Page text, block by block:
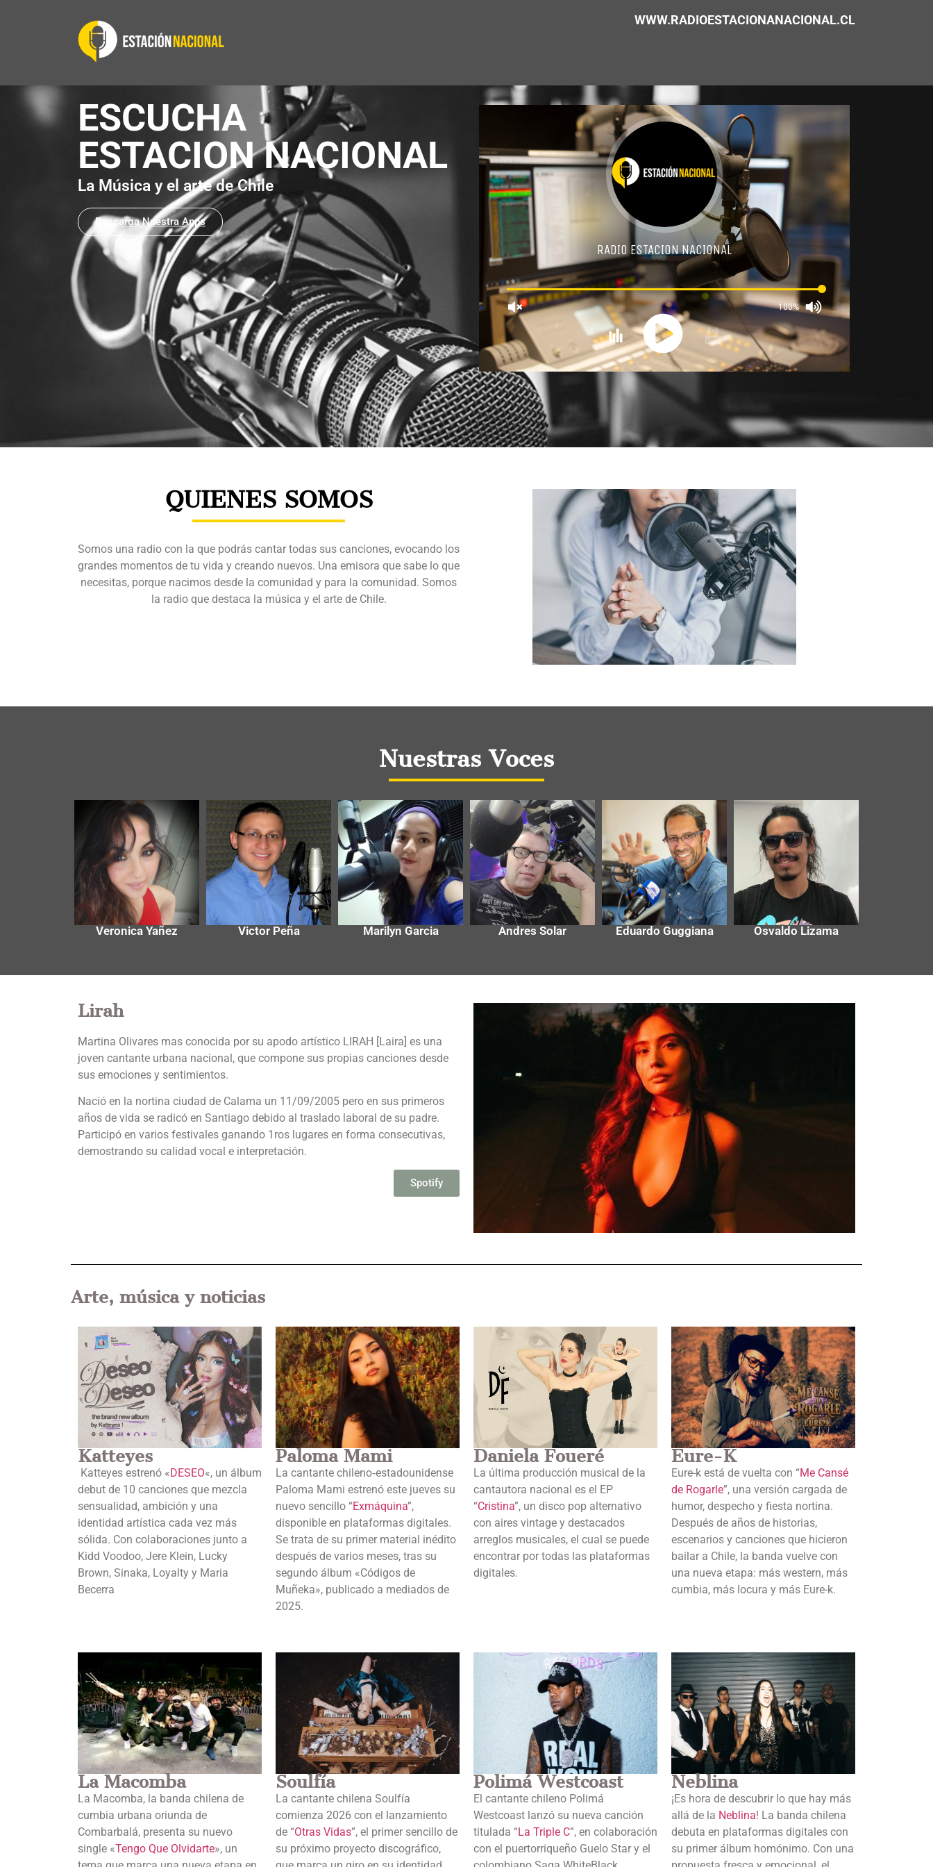
WWW.RADIOESTACIONANACIONAL.CL
ESCUCHA
ESTACION NACIONAL
La Música y el arte de Chile
Descarga Nuestra Apps
QUIENES SOMOS
Somos una radio con la que podrás cantar todas sus canciones, evocando los
grandes momentos de tu vida y creando nuevos. Una emisora que sabe lo que
necesitas, porque nacimos desde la comunidad y para la comunidad. Somos
la radio que destaca la música y el arte de Chile.
Nuestras Voces
Veronica Yañez Victor Peña Marilyn Garcia Andres Solar Eduardo Guggiana Osvaldo Lizama
Lirah
Martina Olivares mas conocida por su apodo artístico LIRAH [Laira] es una
joven cantante urbana nacional, que compone sus propias canciones desde
sus emociones y sentimientos.
Nació en la nortina ciudad de Calama un 11/09/2005 pero en sus primeros
años de vida se radicó en Santiago debido al traslado laboral de su padre.
Participó en varios festivales ganando 1ros lugares en forma consecutivas,
demostrando su calidad vocal e interpretación.
Spotify
Arte, música y noticias
Katteyes
Katteyes estrenó «DESEO«, un álbum
debut de 10 canciones que mezcla
sensualidad, ambición y una
identidad artística cada vez más
sólida. Con colaboraciones junto a
Kidd Voodoo, Jere Klein, Lucky
Brown, Sinaka, Loyalty y Maria
Becerra
Paloma Mami
La cantante chileno‑estadounidense
Paloma Mami estrenó este jueves su
nuevo sencillo “Exmáquina”,
disponible en plataformas digitales.
Se trata de su primer material inédito
después de varios meses, tras su
segundo álbum «Códigos de
Muñeka», publicado a mediados de
2025.
Daniela Foueré
La última producción musical de la
cantautora nacional es el EP
“Cristina”, un disco pop alternativo
con aires vintage y destacados
arreglos musicales, el cual se puede
encontrar por todas las plataformas
digitales.
Eure-K
Eure-k está de vuelta con “Me Cansé
de Rogarle”, una versión cargada de
humor, despecho y fiesta nortina.
Después de años de historias,
escenarios y canciones que hicieron
bailar a Chile, la banda vuelve con
una nueva etapa: más western, más
cumbia, más locura y más Eure-k.
La Macomba
La Macomba, la banda chilena de
cumbia urbana oriunda de
Combarbalá, presenta su nuevo
single «Tengo Que Olvidarte», un
Soulfía
La cantante chilena Soulfía
comienza 2026 con el lanzamiento
de “Otras Vidas”, el primer sencillo de
su próximo proyecto discográfico,
Polimá Westcoast
El cantante chileno Polimá
Westcoast lanzó su nueva canción
titulada “La Triple C”, en colaboración
con el puertorriqueño Guelo Star y el
Neblina
¡Es hora de descubrir lo que hay más
allá de la Neblina! La banda chilena
debuta en plataformas digitales con
su primer álbum homónimo. Con una